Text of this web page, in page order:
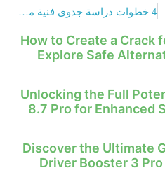
4 خطوات دراسة جدوى فنية مشروع سجاد يدوي
How to Create a
Explore Safe
Unlocking the Full
8.7 Pro for
Discover the
Driver Booster 3